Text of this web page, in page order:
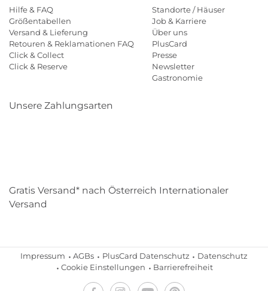
Hilfe & FAQ
Größentabellen
Versand & Lieferung
Retouren & Reklamationen FAQ
Click & Collect
Click & Reserve
Standorte / Häuser
Job & Karriere
Über uns
PlusCard
Presse
Newsletter
Gastronomie
Unsere Zahlungsarten
Gratis Versand* nach Österreich Internationaler
Versand
Impressum AGBs PlusCard Datenschutz
Datenschutz
Cookie Einstellungen
Barrierefreiheit